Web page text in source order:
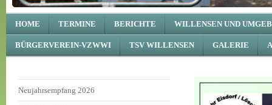
HOME TERMINE BERICHTE WILLENSEN UND
BÜRGERVEREIN-VZWWI TSV WILLENSEN GALERIE
Neujahrsempfang 2026